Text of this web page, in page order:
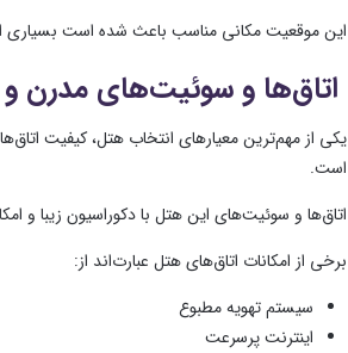
این موقعیت مکانی مناسب باعث شده است بسیاری از
اتاق‌ها و سوئیت‌های مدرن
یکی از مهم‌ترین معیارهای انتخاب هتل، کیفیت
است.
اتاق‌ها و سوئیت‌های این هتل با دکوراسیون زیبا و
برخی از امکانات اتاق‌های هتل عبارت‌اند از:
سیستم تهویه مطبوع
اینترنت پرسرعت